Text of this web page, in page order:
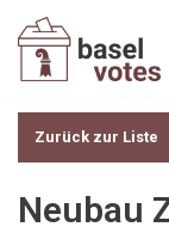
Zum
Zurück zur Liste
Neubau